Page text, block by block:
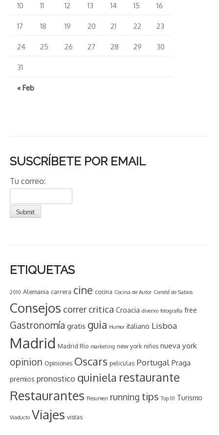
« Feb
10 11 12 13 14 15 16
17 18 19 20 21 22 23
24 25 26 27 28 29 30
31
SUSCRÍBETE POR EMAIL
Tu correo:
ETIQUETAS
2010 Alemania carrera cine cocina Cocina de Autor Comité de Sabios
Consejos correr critica Croacia diverxo fotografía free
Gastronomía gratis guia Humor italiano Lisboa
Madrid Madrid Rio marketing new york niños nueva york
opinion Opiniones Oscars peliculas Portugal Praga
premios pronostico quiniela restaurante
Restaurantes Resumen running tips Top 10 Turismo
Viaducto Viajes vistas